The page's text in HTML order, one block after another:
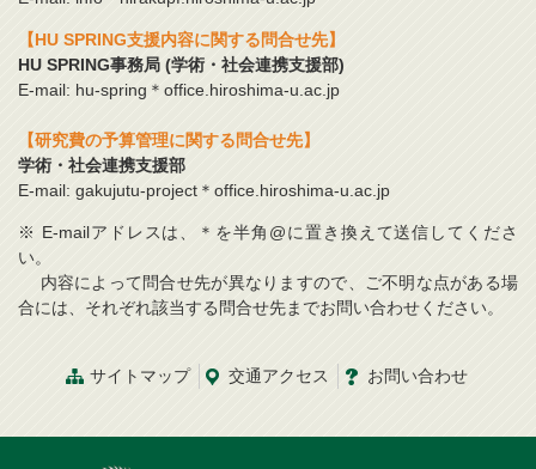
【HU SPRING支援内容に関する問合せ先】
HU SPRING事務局 (学術・社会連携支援部)
E-mail: hu-spring＊office.hiroshima-u.ac.jp
【研究費の予算管理に関する問合せ先】
学術・社会連携支援部
E-mail: gakujutu-project＊office.hiroshima-u.ac.jp
※ E-mailアドレスは、＊を半角@に置き換えて送信してくださ
い。
内容によって問合せ先が異なりますので、ご不明な点がある場
合には、それぞれ該当する問合せ先までお問い合わせください。
サイトマップ 交通アクセス お問い合わせ